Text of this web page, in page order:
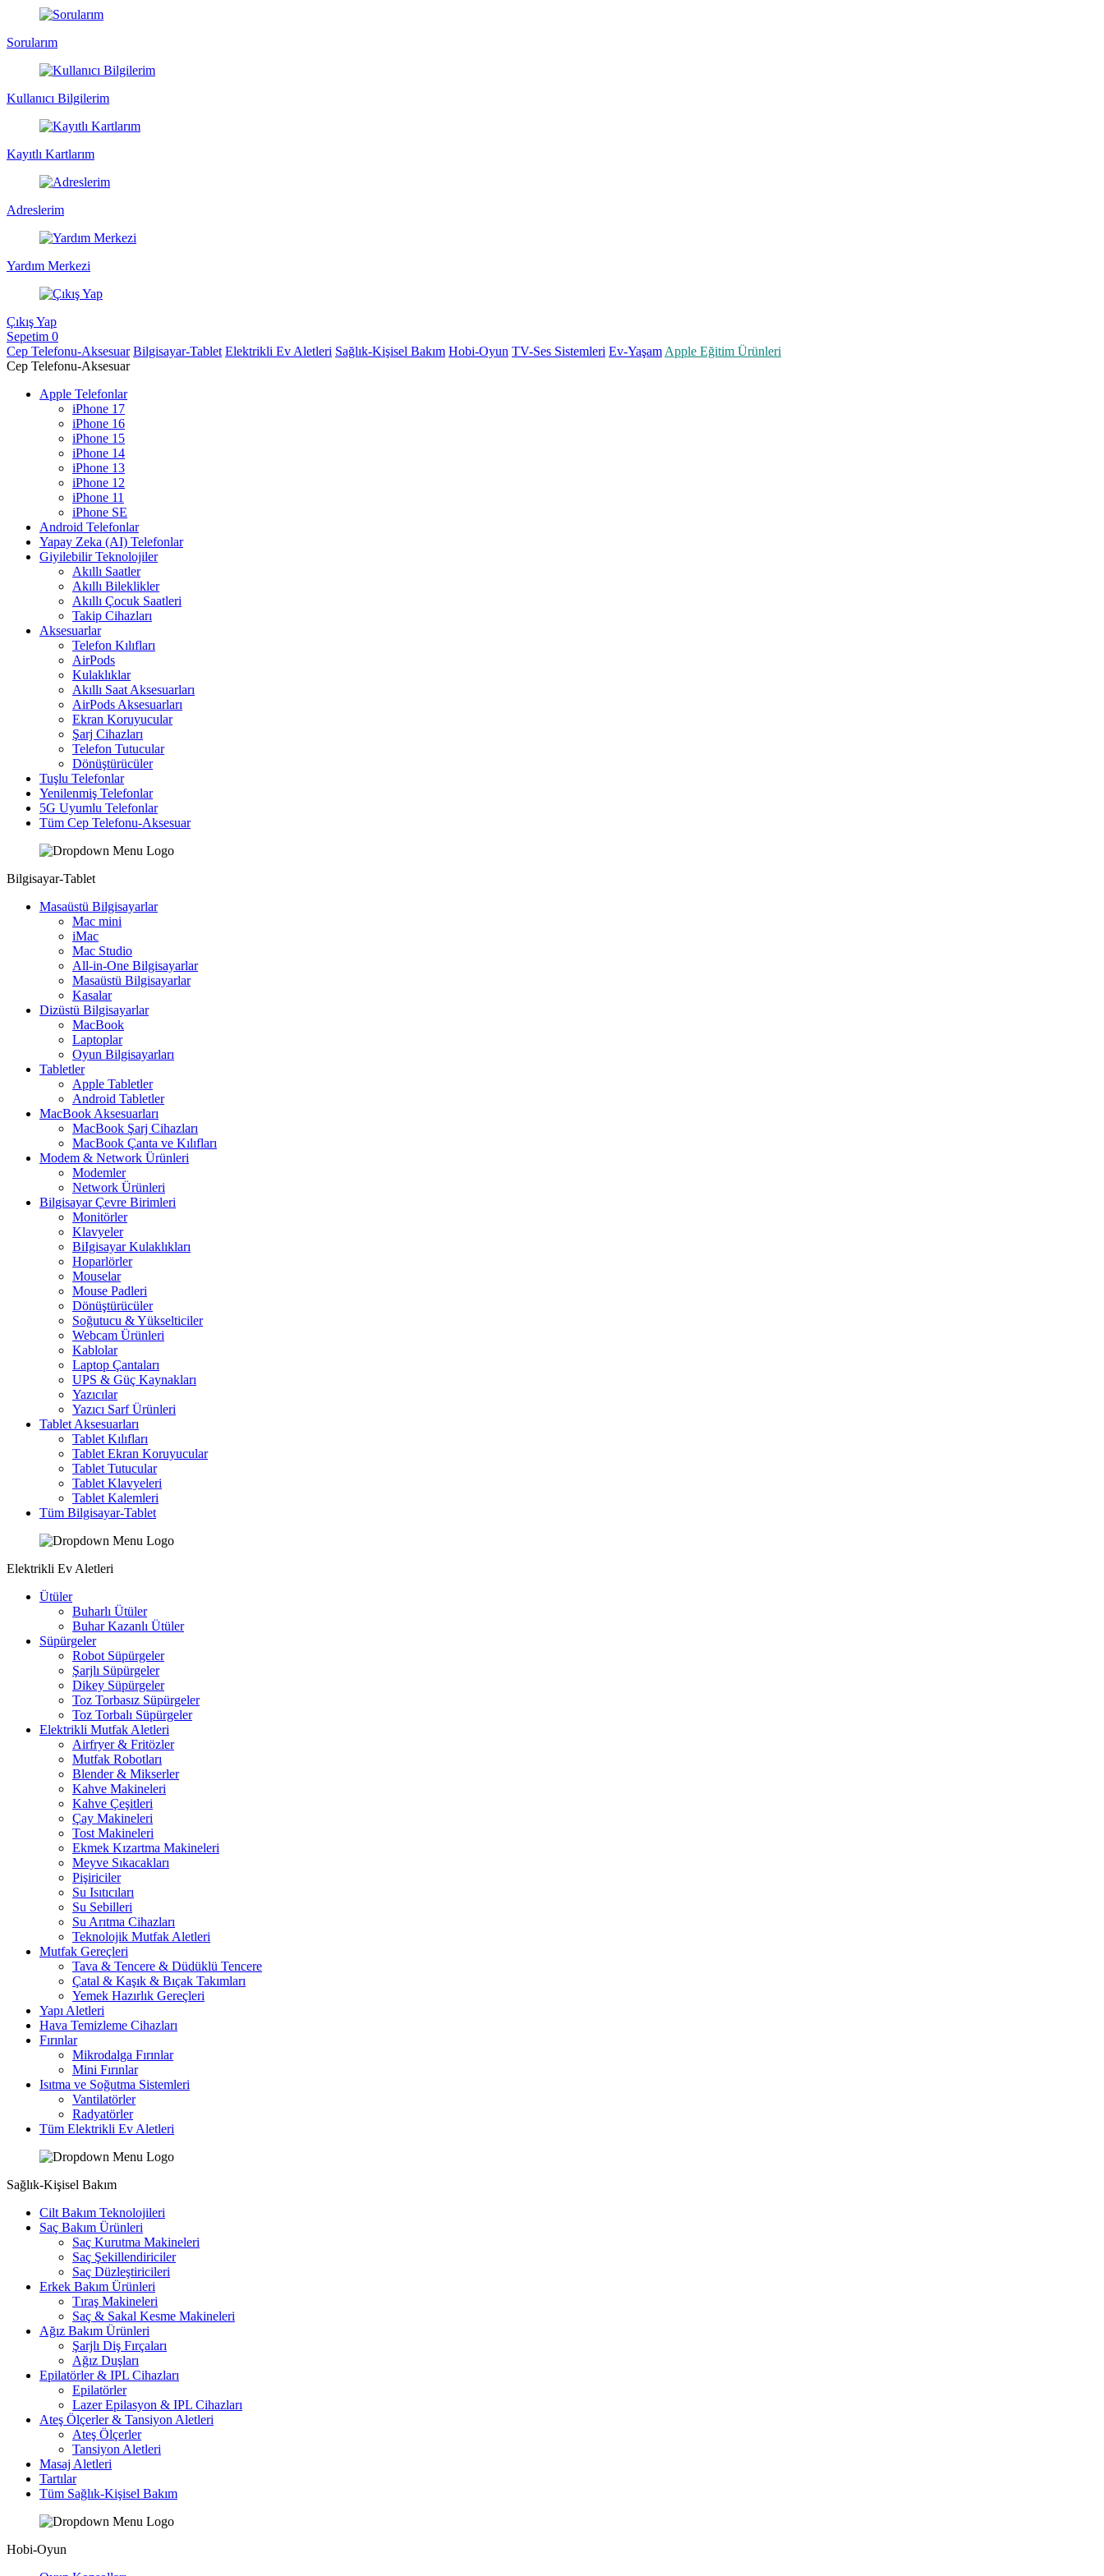
Sorularım
Kullanıcı Bilgilerim
Kayıtlı Kartlarım
Adreslerim
Yardım Merkezi
Çıkış Yap
Sepetim 0
Cep Telefonu-Aksesuar Bilgisayar-Tablet Elektrikli Ev Aletleri Sağlık-Kişisel Bakım Hobi-Oyun TV-Ses Sistemleri Ev-Yaşam Apple Eğitim Ürünleri
Cep Telefonu-Aksesuar
Apple Telefonlar
iPhone 17
iPhone 16
iPhone 15
iPhone 14
iPhone 13
iPhone 12
iPhone 11
iPhone SE
Android Telefonlar
Yapay Zeka (AI) Telefonlar
Giyilebilir Teknolojiler
Akıllı Saatler
Akıllı Bileklikler
Akıllı Çocuk Saatleri
Takip Cihazları
Aksesuarlar
Telefon Kılıfları
AirPods
Kulaklıklar
Akıllı Saat Aksesuarları
AirPods Aksesuarları
Ekran Koruyucular
Şarj Cihazları
Telefon Tutucular
Dönüştürücüler
Tuşlu Telefonlar
Yenilenmiş Telefonlar
5G Uyumlu Telefonlar
Tüm Cep Telefonu-Aksesuar
Bilgisayar-Tablet
Masaüstü Bilgisayarlar
Mac mini
iMac
Mac Studio
All-in-One Bilgisayarlar
Masaüstü Bilgisayarlar
Kasalar
Dizüstü Bilgisayarlar
MacBook
Laptoplar
Oyun Bilgisayarları
Tabletler
Apple Tabletler
Android Tabletler
MacBook Aksesuarları
MacBook Şarj Cihazları
MacBook Çanta ve Kılıfları
Modem & Network Ürünleri
Modemler
Network Ürünleri
Bilgisayar Çevre Birimleri
Monitörler
Klavyeler
BiIgisayar Kulaklıkları
Hoparlörler
Mouselar
Mouse Padleri
Dönüştürücüler
Soğutucu & Yükselticiler
Webcam Ürünleri
Kablolar
Laptop Çantaları
UPS & Güç Kaynakları
Yazıcılar
Yazıcı Sarf Ürünleri
Tablet Aksesuarları
Tablet Kılıfları
Tablet Ekran Koruyucular
Tablet Tutucular
Tablet Klavyeleri
Tablet Kalemleri
Tüm Bilgisayar-Tablet
Elektrikli Ev Aletleri
Ütüler
Buharlı Ütüler
Buhar Kazanlı Ütüler
Süpürgeler
Robot Süpürgeler
Şarjlı Süpürgeler
Dikey Süpürgeler
Toz Torbasız Süpürgeler
Toz Torbalı Süpürgeler
Elektrikli Mutfak Aletleri
Airfryer & Fritözler
Mutfak Robotları
Blender & Mikserler
Kahve Makineleri
Kahve Çeşitleri
Çay Makineleri
Tost Makineleri
Ekmek Kızartma Makineleri
Meyve Sıkacakları
Pişiriciler
Su Isıtıcıları
Su Sebilleri
Su Arıtma Cihazları
Teknolojik Mutfak Aletleri
Mutfak Gereçleri
Tava & Tencere & Düdüklü Tencere
Çatal & Kaşık & Bıçak Takımları
Yemek Hazırlık Gereçleri
Yapı Aletleri
Hava Temizleme Cihazları
Fırınlar
Mikrodalga Fırınlar
Mini Fırınlar
Isıtma ve Soğutma Sistemleri
Vantilatörler
Radyatörler
Tüm Elektrikli Ev Aletleri
Sağlık-Kişisel Bakım
Cilt Bakım Teknolojileri
Saç Bakım Ürünleri
Saç Kurutma Makineleri
Saç Şekillendiriciler
Saç Düzleştiricileri
Erkek Bakım Ürünleri
Tıraş Makineleri
Saç & Sakal Kesme Makineleri
Ağız Bakım Ürünleri
Şarjlı Diş Fırçaları
Ağız Duşları
Epilatörler & IPL Cihazları
Epilatörler
Lazer Epilasyon & IPL Cihazları
Ateş Ölçerler & Tansiyon Aletleri
Ateş Ölçerler
Tansiyon Aletleri
Masaj Aletleri
Tartılar
Tüm Sağlık-Kişisel Bakım
Hobi-Oyun